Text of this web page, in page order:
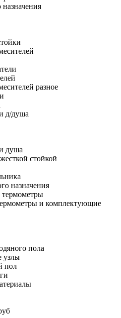
разное
д/душа
душа
стойкой
назначения
и комплектующие
пола
узлы
пол